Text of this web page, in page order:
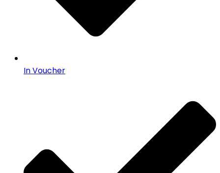
In Voucher